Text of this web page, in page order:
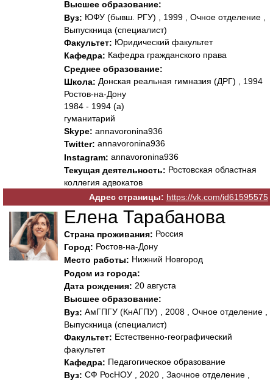
Высшее образование:
Вуз: ЮФУ (бывш. РГУ) , 1999 , Очное отделение ,
Выпускница (специалист)
Факультет: Юридический факультет
Кафедра: Кафедра гражданского пpава
Среднее образование:
Школа: Донская реальная гимназия (ДРГ) , 1994
Ростов-на-Дону
1984 - 1994 (а)
гуманитарий
Skype: annavoronina936
Twitter: annavoronina936
Instagram: annavoronina936
Текущая деятельность: Ростовская областная
коллегия адвокатов
Адрес страницы: https://vk.com/id61595575
Елена Тарабанова
Страна проживания: Россия
Город: Ростов-на-Дону
Место работы: Нижний Новгород
Родом из города:
Дата рождения: 20 августа
Высшее образование:
Вуз: АмГПГУ (КнАГПУ) , 2008 , Очное отделение ,
Выпускница (специалист)
Факультет: Естественно-географический
факультет
Кафедра: Педагогическое образование
Вуз: СФ РосНОУ , 2020 , Заочное отделение ,